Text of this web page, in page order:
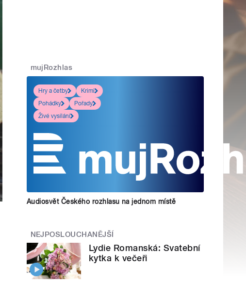
mujRozhlas
Hry a četby
Krimi
Pohádky
Pořady
Živé vysílání
Audiosvět Českého rozhlasu na jednom místě
NEJPOSLOUCHANĚJŠÍ
Lydie Romanská: Svatební
kytka k večeři